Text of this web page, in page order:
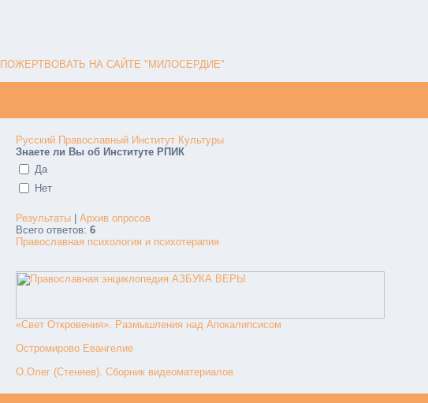
ПОЖЕРТВОВАТЬ НА САЙТЕ "МИЛОСЕРДИЕ"
Русский Православный Институт Культуры
Знаете ли Вы об Институте РПИК
Да
Нет
Результаты
Архив опросов
Всего ответов: 6
Православная психология и психотерапия
«Свет Откровения». Размышления над Апокалипсисом
Остромирово Евангелие
О.Олег (Стеняев). Сборник видеоматериалов